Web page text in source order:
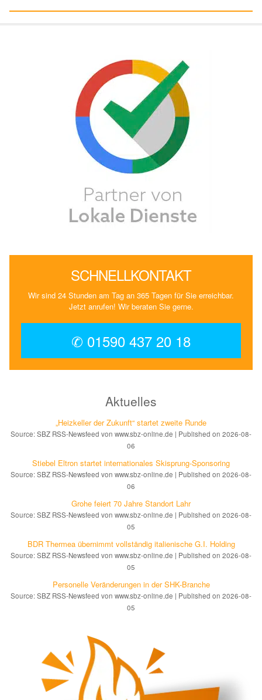
SCHNELLKONTAKT
Wir sind 24 Stunden am Tag an 365 Tagen für Sie erreichbar.
Jetzt anrufen! Wir beraten Sie gerne.
✆ 01590 437 20 18
Aktuelles
„Heizkeller der Zu­kunft“ star­tet zwei­te Run­de
Source: SBZ RSS-Newsfeed von www.sbz-online.de
Published on 2026-08-
06
Stiebel Eltron startet internatio­nales Ski­sprung-Spon­soring
Source: SBZ RSS-Newsfeed von www.sbz-online.de
Published on 2026-08-
06
Grohe feiert 70 Jahre Standort Lahr
Source: SBZ RSS-Newsfeed von www.sbz-online.de
Published on 2026-08-
05
BDR Thermea übernimmt vollständig italienische G.I. Holding
Source: SBZ RSS-Newsfeed von www.sbz-online.de
Published on 2026-08-
05
Personelle Veränderungen in der SHK-Branche
Source: SBZ RSS-Newsfeed von www.sbz-online.de
Published on 2026-08-
05